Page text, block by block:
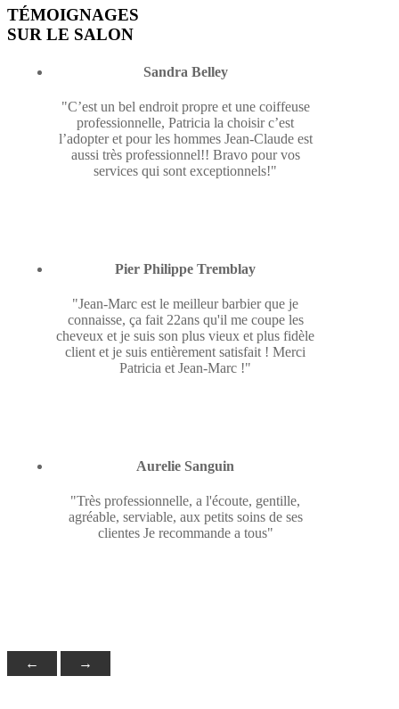
TÉMOIGNAGES
SUR LE SALON
Sandra Belley
"C’est un bel endroit propre et une coiffeuse
professionnelle, Patricia la choisir c’est
l’adopter et pour les hommes Jean-Claude est
aussi très professionnel!! Bravo pour vos
services qui sont exceptionnels!"
Pier Philippe Tremblay
"Jean-Marc est le meilleur barbier que je
connaisse, ça fait 22ans qu'il me coupe les
cheveux et je suis son plus vieux et plus fidèle
client et je suis entièrement satisfait ! Merci
Patricia et Jean-Marc !"
Aurelie Sanguin
"Très professionnelle, a l'écoute, gentille,
agréable, serviable, aux petits soins de ses
clientes Je recommande a tous"
← →